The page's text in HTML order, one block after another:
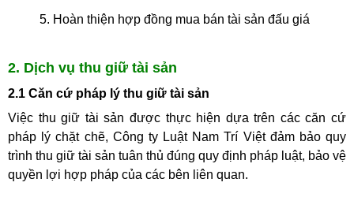
5. Hoàn thiện hợp đồng mua bán tài sản đấu giá
2. Dịch vụ thu giữ tài sản
2.1 Căn cứ pháp lý thu giữ tài sản
Việc thu giữ tài sản được thực hiện dựa trên các căn cứ
pháp lý chặt chẽ, Công ty Luật Nam Trí Việt đảm bảo quy
trình thu giữ tài sản tuân thủ đúng quy định pháp luật, bảo vệ
quyền lợi hợp pháp của các bên liên quan.